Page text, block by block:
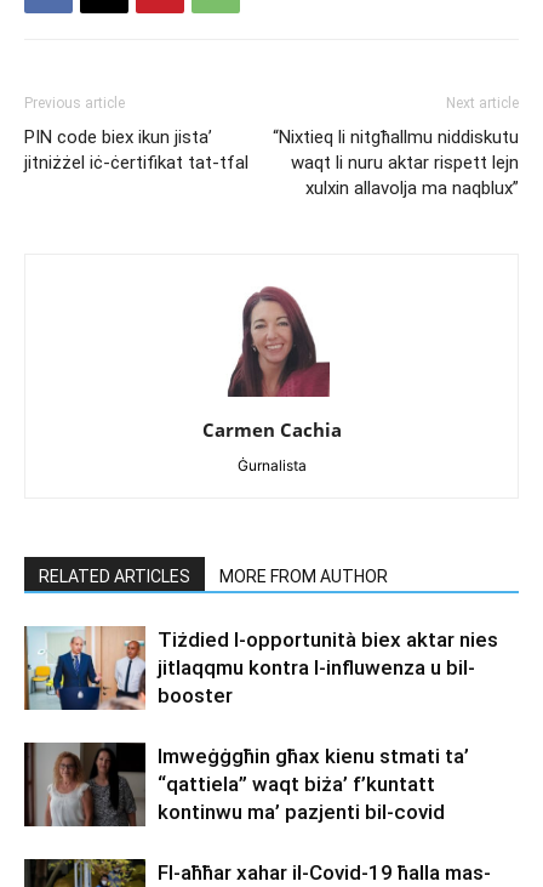
Previous article
PIN code biex ikun jista’
jitniżżel iċ-ċertifikat tat-tfal
Next article
“Nixtieq li nitgħallmu niddiskutu
waqt li nuru aktar rispett lejn
xulxin allavolja ma naqblux”
Carmen Cachia
Ġurnalista
RELATED ARTICLES MORE FROM AUTHOR
Tiżdied l-opportunità biex aktar nies
jitlaqqmu kontra l-influwenza u bil-
booster
Imweġġgħin għax kienu stmati ta’
“qattiela” waqt biża’ f’kuntatt
kontinwu ma’ pazjenti bil-covid
Fl-aħħar xahar il-Covid-19 ħalla mas-